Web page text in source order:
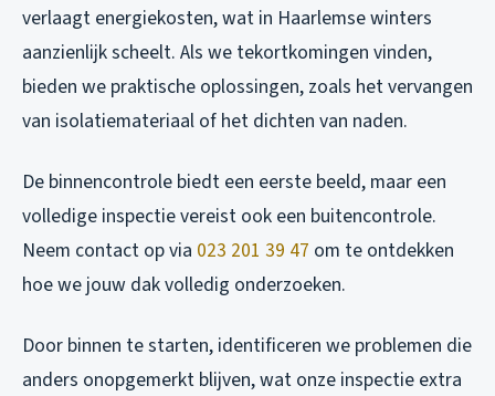
verlaagt energiekosten, wat in Haarlemse winters
aanzienlijk scheelt. Als we tekortkomingen vinden,
bieden we praktische oplossingen, zoals het vervangen
van isolatiemateriaal of het dichten van naden.
De binnencontrole biedt een eerste beeld, maar een
volledige inspectie vereist ook een buitencontrole.
Neem contact op via 023 201 39 47 om te ontdekken
hoe we jouw dak volledig onderzoeken.
Door binnen te starten, identificeren we problemen die
anders onopgemerkt blijven, wat onze inspectie extra